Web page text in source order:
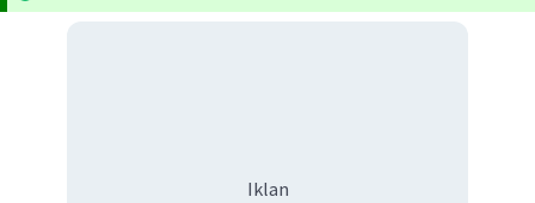
Iklan